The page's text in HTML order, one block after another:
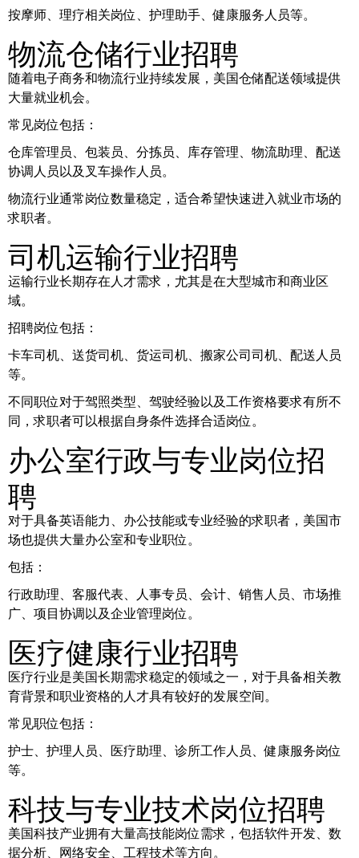
按摩师、理疗相关岗位、护理助手、健康服务人员等。
物流仓储行业招聘
随着电子商务和物流行业持续发展，美国仓储配送领域提供
大量就业机会。
常见岗位包括：
仓库管理员、包装员、分拣员、库存管理、物流助理、配送
协调人员以及叉车操作人员。
物流行业通常岗位数量稳定，适合希望快速进入就业市场的
求职者。
司机运输行业招聘
运输行业长期存在人才需求，尤其是在大型城市和商业区
域。
招聘岗位包括：
卡车司机、送货司机、货运司机、搬家公司司机、配送人员
等。
不同职位对于驾照类型、驾驶经验以及工作资格要求有所不
同，求职者可以根据自身条件选择合适岗位。
办公室行政与专业岗位招
聘
对于具备英语能力、办公技能或专业经验的求职者，美国市
场也提供大量办公室和专业职位。
包括：
行政助理、客服代表、人事专员、会计、销售人员、市场推
广、项目协调以及企业管理岗位。
医疗健康行业招聘
医疗行业是美国长期需求稳定的领域之一，对于具备相关教
育背景和职业资格的人才具有较好的发展空间。
常见职位包括：
护士、护理人员、医疗助理、诊所工作人员、健康服务岗位
等。
科技与专业技术岗位招聘
美国科技产业拥有大量高技能岗位需求，包括软件开发、数
据分析、网络安全、工程技术等方向。